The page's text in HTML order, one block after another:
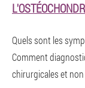
Quels sont les
Comment
chirurgicales et